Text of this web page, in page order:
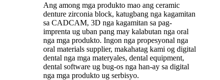
Ang among mga produkto mao ang ceramic
denture zirconia block, katugbang nga kagamitan
sa CADCAM, 3D nga kagamitan sa pag-
imprenta ug uban pang may kalabutan nga oral
nga mga produkto. Ingon nga propesyonal nga
oral materials supplier, makahatag kami og digital
dental nga mga materyales, dental equipment,
dental software ug bug-os nga han-ay sa digital
nga mga produkto ug serbisyo.